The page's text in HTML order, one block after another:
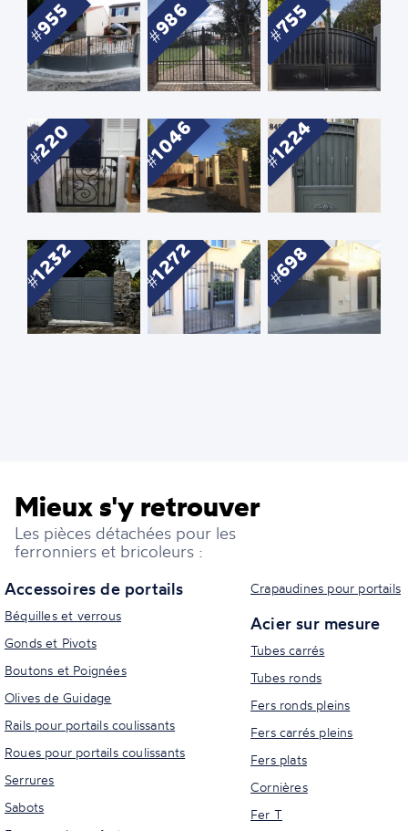
955 986 755
220 1046 1224
1232 1272 698
Mieux s'y retrouver
Les pièces détachées pour les
ferronniers et bricoleurs :
Accessoires de portails
Béquilles et verrous
Gonds et Pivots
Boutons et Poignées
Olives de Guidage
Rails pour portails coulissants
Roues pour portails coulissants
Serrures
Sabots
Crapaudines pour portails
Acier sur mesure
Tubes carrés
Tubes ronds
Fers ronds pleins
Fers carrés pleins
Fers plats
Cornières
Fer T